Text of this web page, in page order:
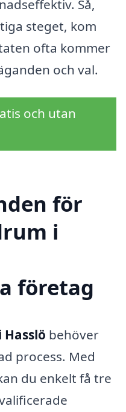
Så,
steget, kom
ofta kommer
och val.
och utan
för
i
företag
behöver
process. Med
du enkelt få tre